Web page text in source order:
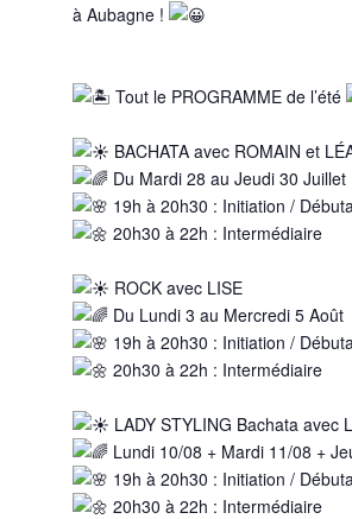
à Aubagne !
Tout le PROGRAMME de l’été
BACHATA avec ROMAIN et
Du Mardi 28 au Jeudi 30 Juillet
19h à 20h30 : Initiation /
20h30 à 22h : Intermédiaire
ROCK avec LISE
Du Lundi 3 au Mercredi 5 Août
19h à 20h30 : Initiation /
20h30 à 22h : Intermédiaire
LADY STYLING Bachata avec
Lundi 10/08 + Mardi 11/08 +
19h à 20h30 : Initiation /
20h30 à 22h : Intermédiaire